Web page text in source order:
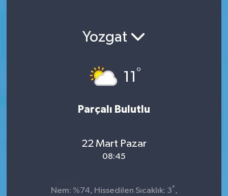
Yozgat
11°
Parçalı Bulutlu
22 Mart Pazar
08:45
Nem: %74, Hissedilen Sıcaklık: 3° ,